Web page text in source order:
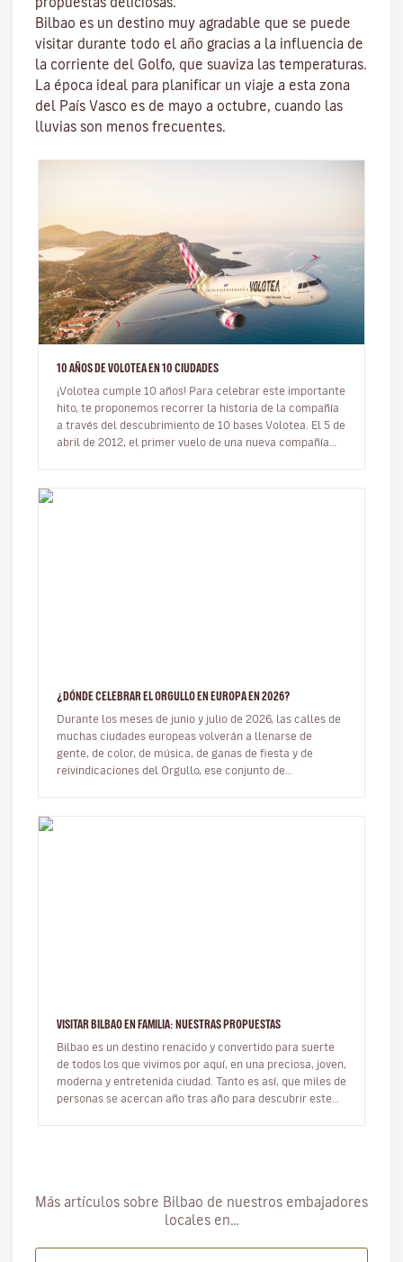
Bilbao es un destino muy agradable que se puede
visitar durante todo el año gracias a la influencia de
la corriente del Golfo, que suaviza las temperaturas.
La época ideal para planificar un viaje a esta zona
del País Vasco es de mayo a octubre, cuando las
lluvias son menos frecuentes.
10 AÑOS DE VOLOTEA EN 10 CIUDADES
¡Volotea cumple 10 años! Para celebrar este importante
hito, te proponemos recorrer la historia de la compañía
a través del descubrimiento de 10 bases Volotea. El 5 de
abril de 2012, el primer vuelo de una nueva compañía
¿DÓNDE CELEBRAR EL ORGULLO EN EUROPA EN 2026?
Durante los meses de junio y julio de 2026, las calles de
muchas ciudades europeas volverán a llenarse de
gente, de color, de música, de ganas de fiesta y de
reivindicaciones del Orgullo, ese conjunto de
VISITAR BILBAO EN FAMILIA: NUESTRAS PROPUESTAS
Bilbao es un destino renacido y convertido para suerte
de todos los que vivimos por aquí, en una preciosa, joven,
moderna y entretenida ciudad. Tanto es así, que miles de
personas se acercan año tras año para descubrir este
Más artículos sobre Bilbao de nuestros embajadores
locales en…